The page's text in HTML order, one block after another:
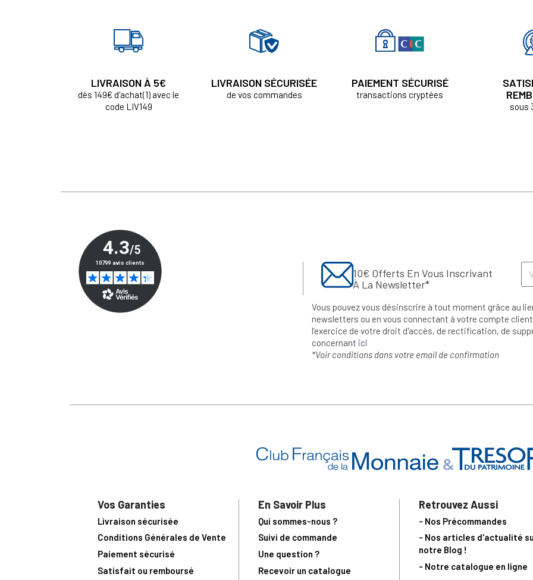
LIVRAISON À 5€
dès 149€ d'achat(1) avec le
code LIV149
LIVRAISON SÉCURISÉE
de vos commandes
PAIEMENT SÉCURISÉ
transactions cryptées
sous
10€ Offerts En Vous Inscrivant
À La Newsletter*
Vous pouvez vous désinscrire à tout moment grâce au
newsletters ou en vous connectant à votre compte
l’exercice de votre droit d'accès, de rectification, de
concernant ici
*Voir conditions dans votre email de confirmation
Vos Garanties
Livraison sécurisée
Conditions Générales de Vente
Paiement sécurisé
Satisfait ou remboursé
En Savoir Plus
Qui sommes-nous ?
Suivi de commande
Une question ?
Recevoir un catalogue
Retrouvez Aussi
- Nos Précommandes
- Nos articles d'actualité
notre Blog !
- Notre catalogue en ligne